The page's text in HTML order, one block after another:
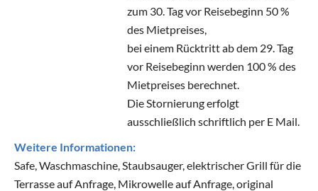
zum 30. Tag vor Reisebeginn 50 %
des Mietpreises,
bei einem Rücktritt ab dem 29. Tag
vor Reisebeginn werden 100 % des
Mietpreises berechnet.
Die Stornierung erfolgt
ausschließlich schriftlich per E Mail.
Weitere Informationen:
Safe, Waschmaschine, Staubsauger, elektrischer Grill für die
Terrasse auf Anfrage, Mikrowelle auf Anfrage, original